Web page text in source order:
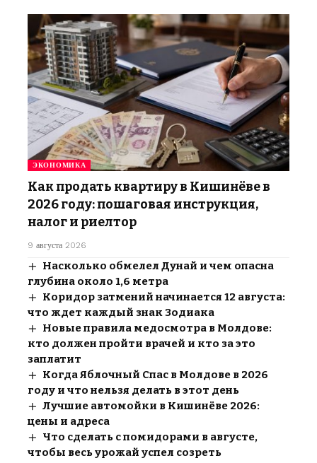
ЭКОНОМИКА
Как продать квартиру в Кишинёве в
2026 году: пошаговая инструкция,
налог и риелтор
9 августа 2026
Насколько обмелел Дунай и чем опасна
глубина около 1,6 метра
Коридор затмений начинается 12 августа:
что ждет каждый знак Зодиака
Новые правила медосмотра в Молдове:
кто должен пройти врачей и кто за это
заплатит
Когда Яблочный Спас в Молдове в 2026
году и что нельзя делать в этот день
Лучшие автомойки в Кишинёве 2026:
цены и адреса
Что сделать с помидорами в августе,
чтобы весь урожай успел созреть